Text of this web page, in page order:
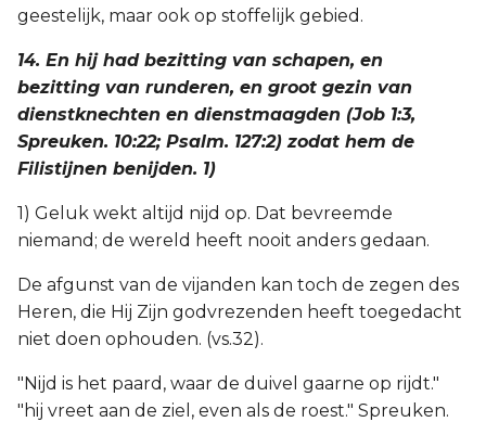
geestelijk, maar ook op stoffelijk gebied.
14. En hij had bezitting van schapen, en
bezitting van runderen, en groot gezin van
dienstknechten en dienstmaagden (Job 1:3,
Spreuken. 10:22; Psalm. 127:2) zodat hem de
Filistijnen benijden. 1)
1) Geluk wekt altijd nijd op. Dat bevreemde
niemand; de wereld heeft nooit anders gedaan.
De afgunst van de vijanden kan toch de zegen des
Heren, die Hij Zijn godvrezenden heeft toegedacht
niet doen ophouden. (vs.32).
"Nijd is het paard, waar de duivel gaarne op rijdt."
"hij vreet aan de ziel, even als de roest." Spreuken.